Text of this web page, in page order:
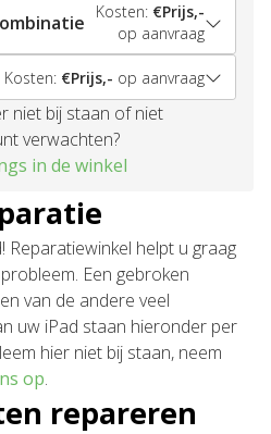
Kosten: €Prijs,-
op aanvraag
Kosten: €Prijs,- op aanvraag
niet bij staan of niet
verwachten?
in de winkel
Reparatiewinkel helpt u graag
Een gebroken
van de andere veel
uw iPad staan hieronder per
hier niet bij staan, neem
op.
repareren